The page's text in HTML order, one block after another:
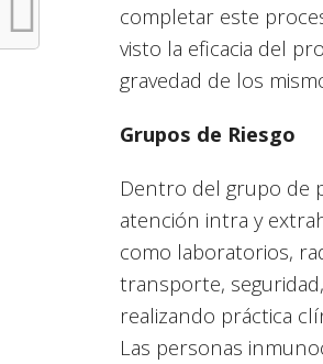
completar este
visto la eficacia del
gravedad de los
Grupos de Riesgo
Dentro del grupo de
atención intra y
como laboratorios,
transporte,
realizando práctica
Las personas